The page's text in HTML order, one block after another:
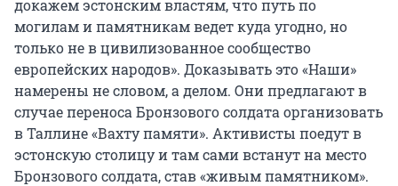
докажем эстонским властям, что путь по
могилам и памятникам ведет куда угодно, но
только не в цивилизованное сообщество
европейских народов». Доказывать это «Наши»
намерены не словом, а делом. Они предлагают в
случае переноса Бронзового солдата организовать
в Таллине «Вахту памяти». Активисты поедут в
эстонскую столицу и там сами встанут на место
Бронзового солдата, став «живым памятником».